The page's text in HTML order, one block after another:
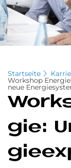
Startseite
Workshop
neue
gie: